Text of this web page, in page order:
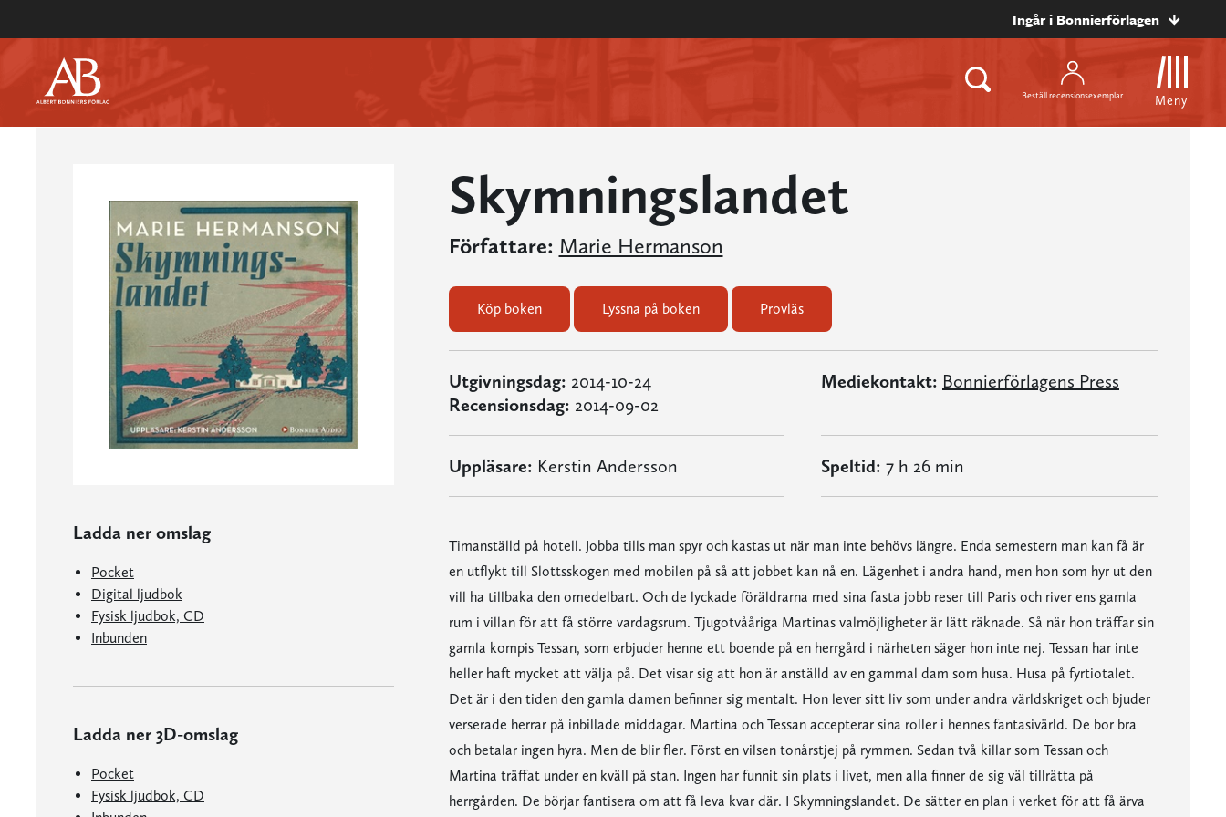
Ingår i Bonnierförlagen
Beställ recensionsexemplar Meny
Ladda ner omslag
Pocket
Digital ljudbok
Fysisk ljudbok, CD
Inbunden
Ladda ner 3D-omslag
Pocket
Fysisk ljudbok, CD
Skymningslandet
Författare: Marie Hermanson
Köp boken Lyssna på boken Provläs
Utgivningsdag: 2014-10-24
Recensionsdag: 2014-09-02
Mediekontakt: Bonnierförlagens Press
Uppläsare: Kerstin Andersson Speltid: 7 h 26 min
Timanställd på hotell. Jobba tills man spyr och kastas ut när man inte behövs längre. Enda semestern man kan få är
en utflykt till Slottsskogen med mobilen på så att jobbet kan nå en. Lägenhet i andra hand, men hon som hyr ut den
vill ha tillbaka den omedelbart. Och de lyckade föräldrarna med sina fasta jobb reser till Paris och river ens gamla
rum i villan för att få större vardagsrum. Tjugotvååriga Martinas valmöjligheter är lätt räknade. Så när hon träffar sin
gamla kompis Tessan, som erbjuder henne ett boende på en herrgård i närheten säger hon inte nej. Tessan har inte
heller haft mycket att välja på. Det visar sig att hon är anställd av en gammal dam som husa. Husa på fyrtiotalet.
Det är i den tiden den gamla damen befinner sig mentalt. Hon lever sitt liv som under andra världskriget och bjuder
verserade herrar på inbillade middagar. Martina och Tessan accepterar sina roller i hennes fantasivärld. De bor bra
och betalar ingen hyra. Men de blir fler. Först en vilsen tonårstjej på rymmen. Sedan två killar som Tessan och
Martina träffat under en kväll på stan. Ingen har funnit sin plats i livet, men alla finner de sig väl tillrätta på
herrgården. De börjar fantisera om att få leva kvar där. I Skymningslandet. De sätter en plan i verket för att få ärva